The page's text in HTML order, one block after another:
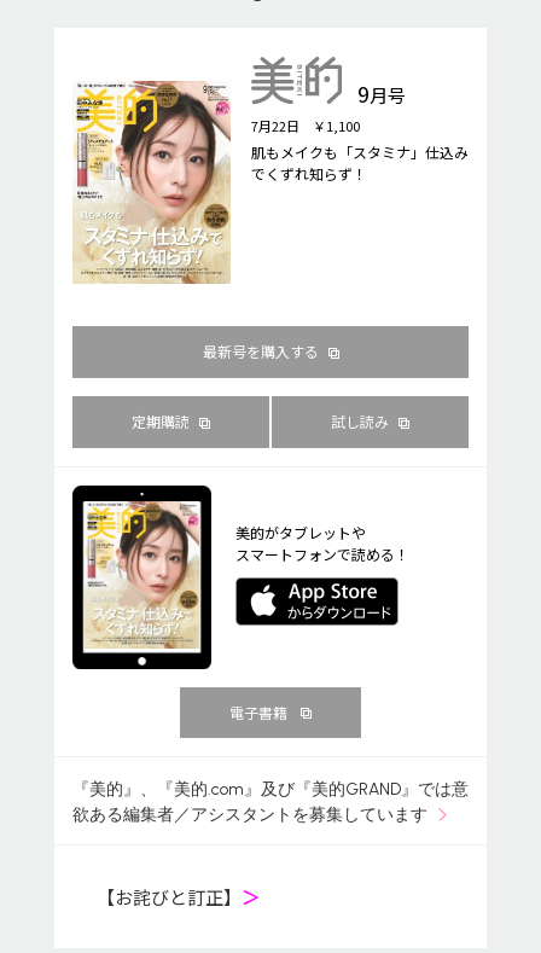
9月号
7月22日 ￥1,100
肌もメイクも「スタミナ」仕込み
でくずれ知らず！
最新号を購入する
定期購読 試し読み
美的がタブレットや
スマートフォンで読める！
電子書籍
『美的』、『美的.com』及び『美的GRAND』では意
欲ある編集者／アシスタントを募集しています
【お詫びと訂正】 ＞